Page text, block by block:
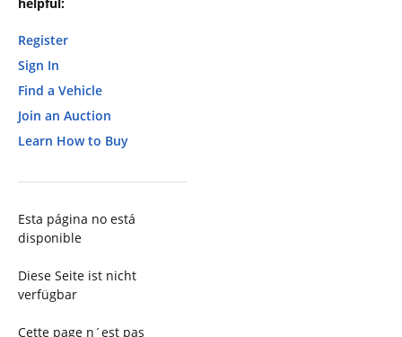
Register
Sign In
Find a Vehicle
Join an Auction
Learn How to Buy
Esta página no está
disponible
Diese Seite ist nicht
verfügbar
Cette page n´est pas